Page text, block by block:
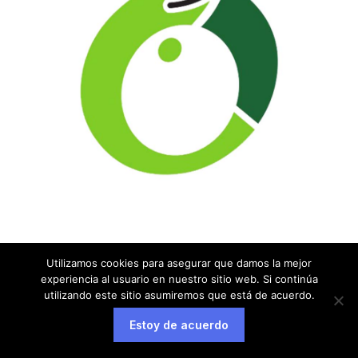
Política de privacidad Política de cookies
Utilizamos cookies para asegurar que damos la mejor
experiencia al usuario en nuestro sitio web. Si continúa
utilizando este sitio asumiremos que está de acuerdo.
Estoy de acuerdo